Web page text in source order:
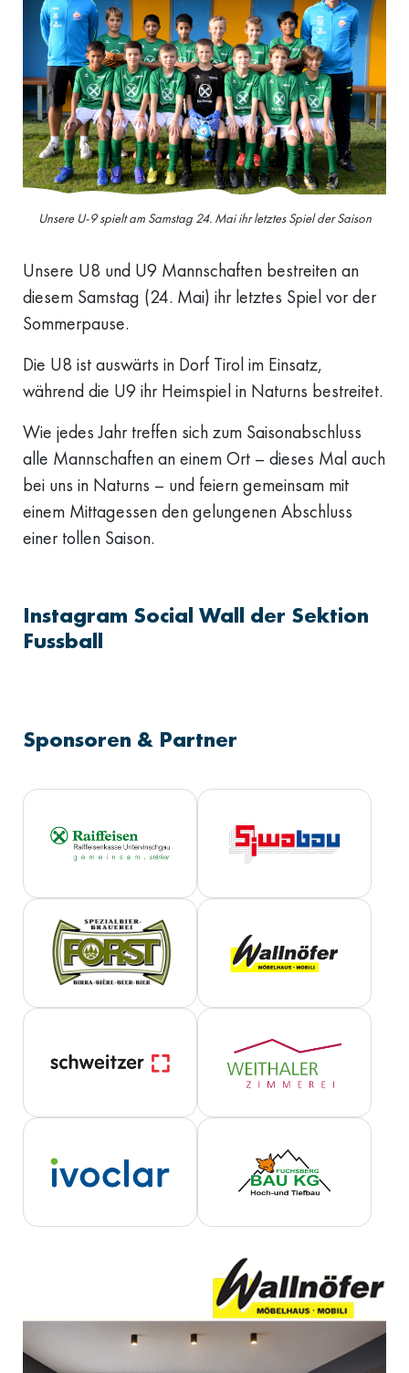
Unsere U-9 spielt am Samstag 24. Mai ihr letztes Spiel der Saison
Unsere U8 und U9 Mannschaften bestreiten an
diesem Samstag (24. Mai) ihr letztes Spiel vor der
Sommerpause.
Die U8 ist auswärts in Dorf Tirol im Einsatz,
während die U9 ihr Heimspiel in Naturns bestreitet.
Wie jedes Jahr treffen sich zum Saisonabschluss
alle Mannschaften an einem Ort – dieses Mal auch
bei uns in Naturns – und feiern gemeinsam mit
einem Mittagessen den gelungenen Abschluss
einer tollen Saison.
Instagram Social Wall der Sektion
Fussball
Sponsoren & Partner